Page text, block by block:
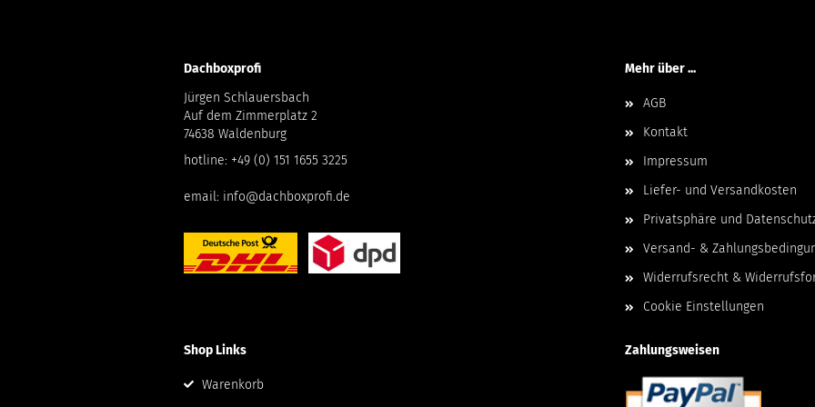
Dachboxprofi
Jürgen Schlauersbach
Auf dem Zimmerplatz 2
74638 Waldenburg
hotline: +49 (0) 151 1655 3225
email: info@dachboxprofi.de
Mehr über ...
AGB
Kontakt
Impressum
Liefer- und Versandkosten
Privatsphäre und
Versand- &
Widerrufsrecht &
Cookie Einstellungen
Shop Links
Warenkorb
Zahlungsweisen